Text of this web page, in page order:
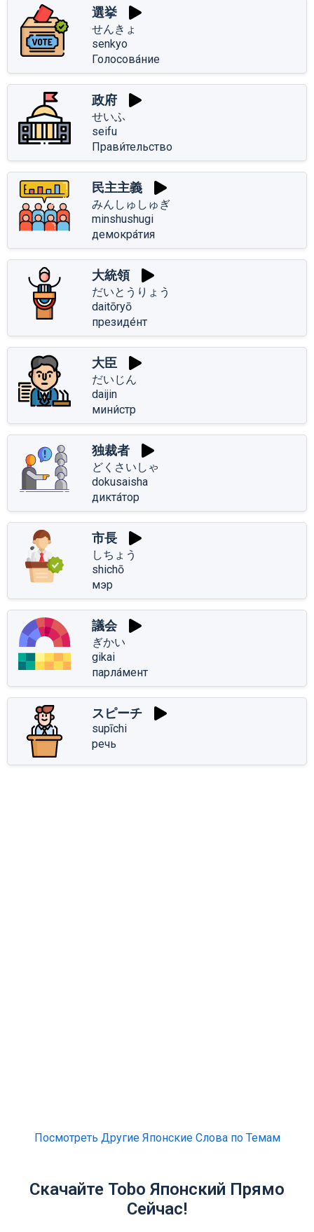
選挙
せんきょ
senkyo
Голосова́ние
政府
せいふ
seifu
Прави́тельство
民主主義
みんしゅしゅぎ
minshushugi
демокра́тия
大統領
だいとうりょう
daitōryō
президе́нт
大臣
だいじん
daijin
мини́стр
独裁者
どくさいしゃ
dokusaisha
дикта́тор
市長
しちょう
shichō
мэр
議会
ぎかい
gikai
парла́мент
スピーチ
supīchi
речь
Посмотреть Другие Японские Слова по Темам
Скачайте Tobo Японский Прямо
Сейчас!